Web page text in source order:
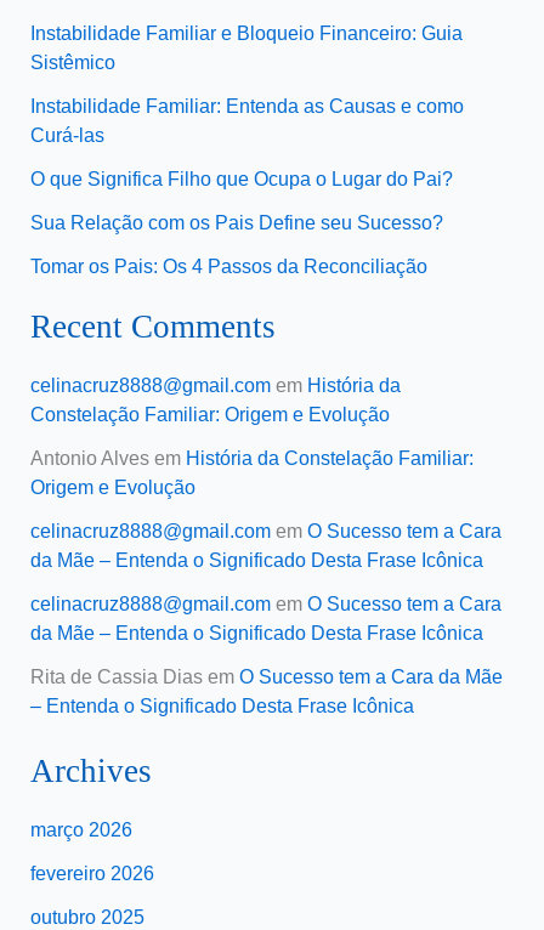
Instabilidade Familiar e Bloqueio Financeiro: Guia
Sistêmico
Instabilidade Familiar: Entenda as Causas e como
Curá-las
O que Significa Filho que Ocupa o Lugar do Pai?
Sua Relação com os Pais Define seu Sucesso?
Tomar os Pais: Os 4 Passos da Reconciliação
Recent Comments
celinacruz8888@gmail.comem História da
Constelação Familiar: Origem e Evolução
Antonio Alvesem História da Constelação Familiar:
Origem e Evolução
celinacruz8888@gmail.comem O Sucesso tem a Cara
da Mãe – Entenda o Significado Desta Frase Icônica
celinacruz8888@gmail.comem O Sucesso tem a Cara
da Mãe – Entenda o Significado Desta Frase Icônica
Rita de Cassia Diasem O Sucesso tem a Cara da Mãe
– Entenda o Significado Desta Frase Icônica
Archives
março 2026
fevereiro 2026
outubro 2025